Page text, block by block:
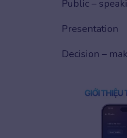
Public –
Presentation
Decision –